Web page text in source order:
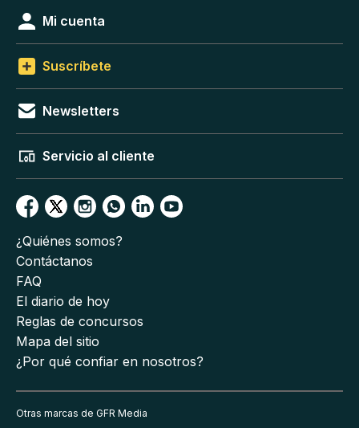
Mi cuenta
Suscríbete
Newsletters
Servicio al cliente
¿Quiénes somos?
Contáctanos
FAQ
El diario de hoy
Reglas de concursos
Mapa del sitio
¿Por qué confiar en nosotros?
Otras marcas de GFR Media